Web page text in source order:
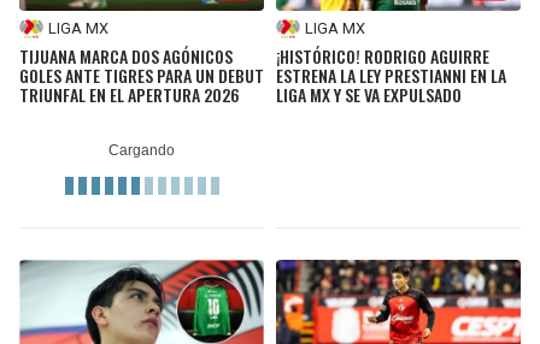
LIGA MX
TIJUANA MARCA DOS AGÓNICOS
GOLES ANTE TIGRES PARA UN DEBUT
TRIUNFAL EN EL APERTURA 2026
LIGA MX
¡HISTÓRICO! RODRIGO AGUIRRE
ESTRENA LA LEY PRESTIANNI EN LA
LIGA MX Y SE VA EXPULSADO